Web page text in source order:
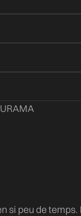
peu de temps.